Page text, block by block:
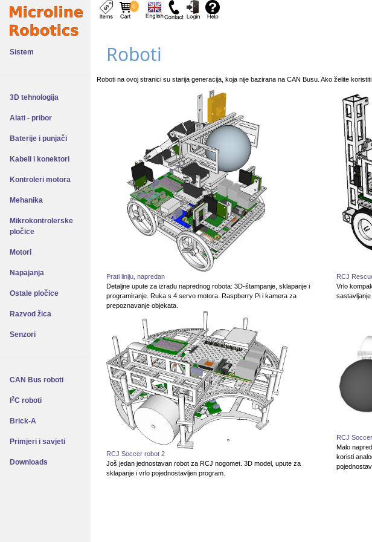
Sistem
3D tehnologija
Alati - pribor
Baterije i punjači
Kabeli i konektori
Kontroleri motora
Mehanika
Mikrokontrolerske
pločice
Motori
Napajanja
Ostale pločice
Razvod žica
Senzori
CAN Bus roboti
2C roboti
Brick-A
Primjeri i savjeti
Downloads
0
Roboti
Roboti na ovoj stranici su starija generacija, koja nije bazirana na CAN Busu. Ako želite koristiti
Prati liniju, napredan
Detaljne upute za izradu naprednog robota: 3D-štampanje, sklapanje i
programiranje. Ruka s 4 servo motora. Raspberry Pi i kamera za
prepoznavanje objekata.
RCJ
Vrlo
sastavljanje
RCJ Soccer robot 2
Još jedan jednostavan robot za RCJ nogomet. 3D model, upute za
sklapanje i vrlo pojednostavljen program.
RCJ
Malo
koristi